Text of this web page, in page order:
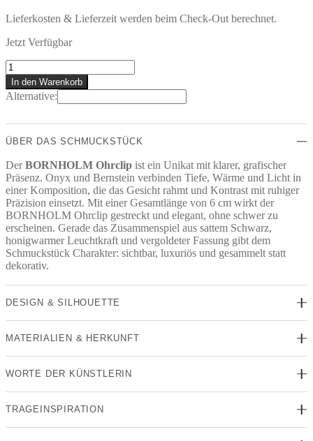
Lieferkosten & Lieferzeit werden beim Check-Out berechnet.
Jetzt Verfügbar
BORNHOLM
Ohrclip
Menge
In den Warenkorb
Alternative:
ÜBER DAS SCHMUCKSTÜCK
DerBORNHOLM Ohrclip ist ein Unikat mit klarer, grafischer
Präsenz. Onyx und Bernstein verbinden Tiefe, Wärme und Licht in
einer Komposition, die das Gesicht rahmt und Kontrast mit ruhiger
Präzision einsetzt. Mit einer Gesamtlänge von 6 cm wirkt der
BORNHOLM Ohrclip gestreckt und elegant, ohne schwer zu
erscheinen. Gerade das Zusammenspiel aus sattem Schwarz,
honigwarmer Leuchtkraft und vergoldeter Fassung gibt dem
Schmuckstück Charakter: sichtbar, luxuriös und gesammelt statt
dekorativ.
DESIGN & SILHOUETTE
MATERIALIEN & HERKUNFT
WORTE DER KÜNSTLERIN
TRAGEINSPIRATION